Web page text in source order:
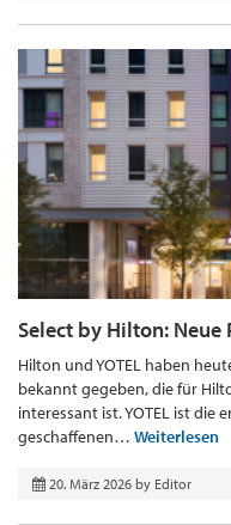
Select by Hilton: Neue
Hilton und YOTEL haben
bekannt gegeben, die für
interessant ist. YOTEL ist die
geschaffenen… Weiterlesen
20. März 2026 by Editor